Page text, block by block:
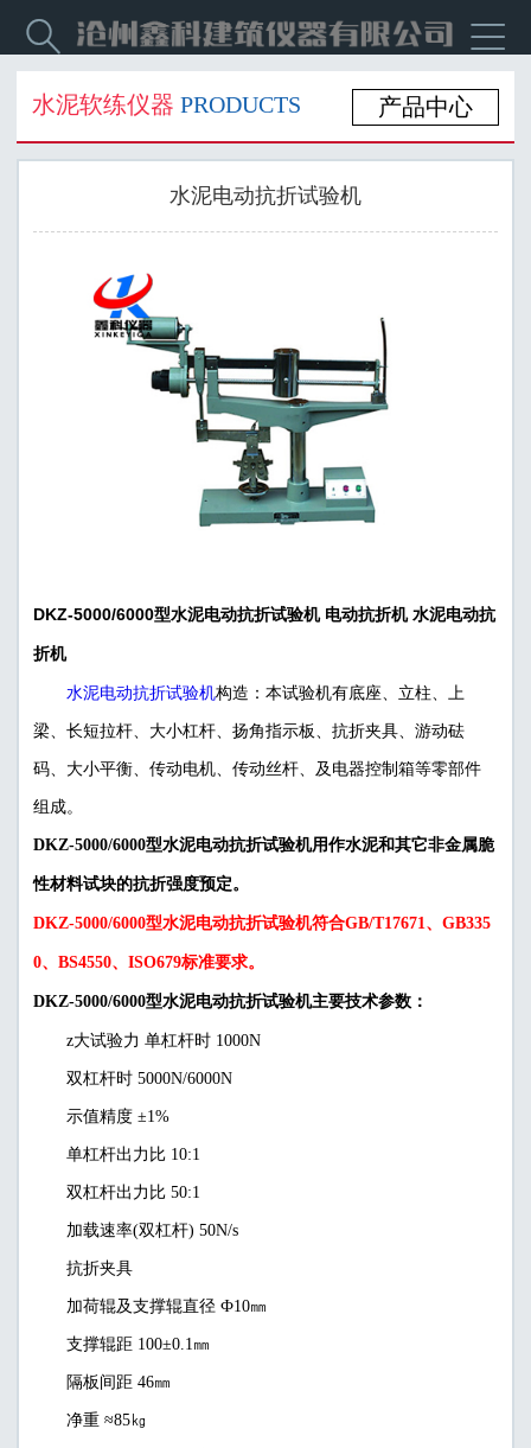


水泥软练仪器 PRODUCTS 产品中心
水泥电动抗折试验机
DKZ-5000/6000型水泥电动抗折试验机 电动抗折机 水泥电动抗
折机
水泥电动抗折试验机构造：本试验机有底座、立柱、上
梁、长短拉杆、大小杠杆、扬角指示板、抗折夹具、游动砝
码、大小平衡、传动电机、传动丝杆、及电器控制箱等零部件
组成。
DKZ-5000/6000型水泥电动抗折试验机用作水泥和其它非金属脆
性材料试块的抗折强度预定。
DKZ-5000/6000型水泥电动抗折试验机符合GB/T17671、GB335
0、BS4550、ISO679标准要求。
DKZ-5000/6000型水泥电动抗折试验机主要技术参数：
z大试验力 单杠杆时 1000N
双杠杆时 5000N/6000N
示值精度 ±1%
单杠杆出力比 10:1
双杠杆出力比 50:1
加载速率(双杠杆) 50N/s
抗折夹具
加荷辊及支撑辊直径 Ф10㎜
支撑辊距 100±0.1㎜
隔板间距 46㎜
净重 ≈85㎏